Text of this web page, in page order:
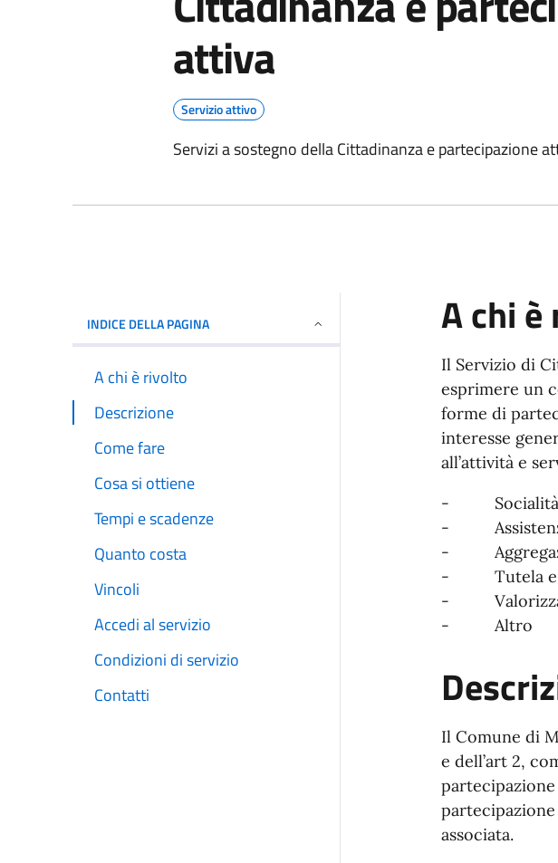
attiva
Servizio attivo
Servizi a sostegno della Cittadinanza e partecipazione
INDICE DELLA PAGINA
A chi è rivolto
Descrizione
Come fare
Cosa si ottiene
Tempi e scadenze
Quanto costa
Vincoli
Accedi al servizio
Condizioni di servizio
Contatti
A chi
Il Servizio di
esprimere un
forme di
interesse
all’attività e
- Socialità,
- Assistenza
-
- Tutela e
-
- Altro
Il Comune di
e dell’art 2,
associata.